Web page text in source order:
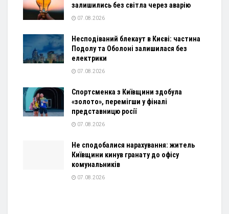
залишились без світла через аварію
07.08.2026
Несподіваний блекаут в Києві: частина
Подолу та Оболоні залишилася без
електрики
07.08.2026
Спортсменка з Київщини здобула
«золото», перемігши у фіналі
представницю росії
07.08.2026
Не сподобалися нарахування: житель
Київщини кинув гранату до офісу
комунальників
07.08.2026